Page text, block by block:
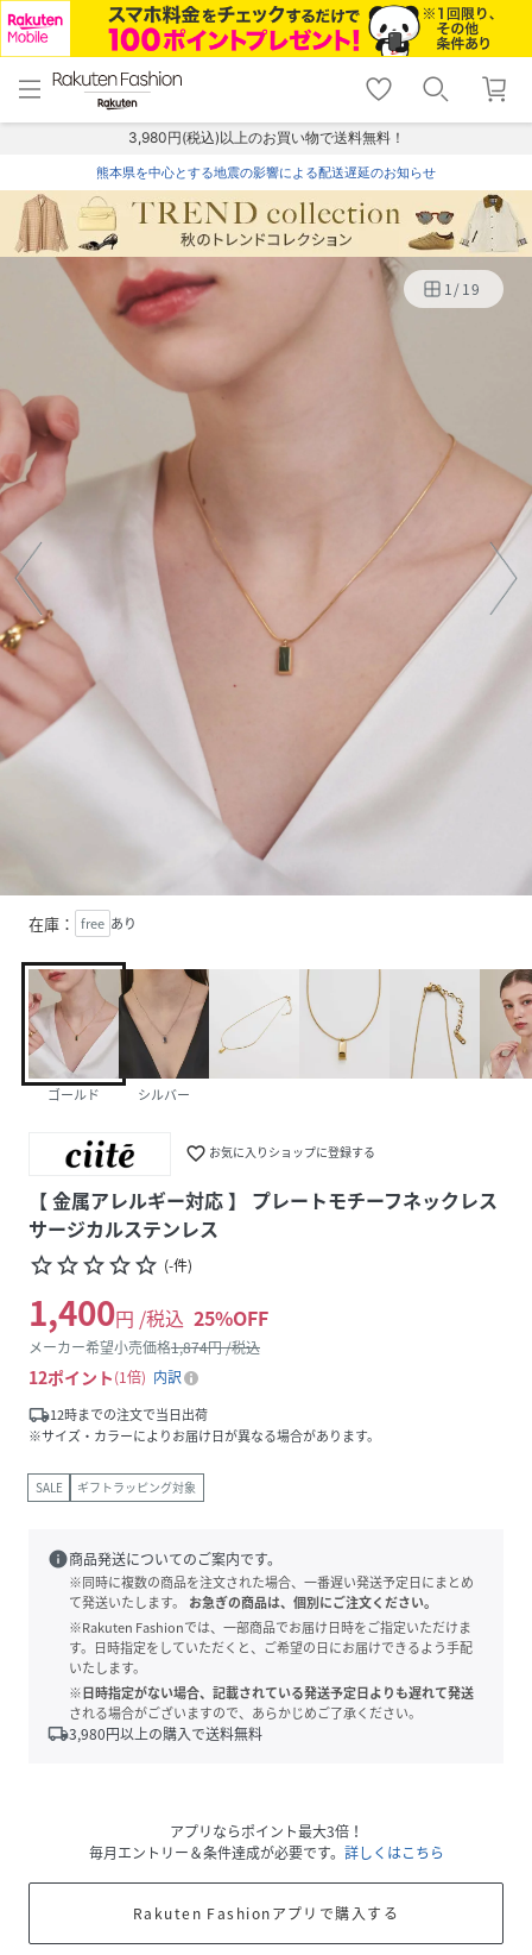
menu home
トップ
shopping_cart lock_outline
ログイン
3,980円(税込)以上のお買い物で送料無料！
熊本県を中心とする地震の影響による配送遅延のお知らせ
1/19
在庫： free あり
ゴールド シルバー
favorite_border お気に入りショップに登録する
【 金属アレルギー対応 】 プレートモチーフネックレス
サージカルステンレス
star_borderstar_borderstar_borderstar_borderstar_border (-件)
1,400円 /税込 25%OFF
メーカー希望小売価格1,874円 /税込
12ポイント 1倍
内訳
local_shipping12時までの注文で当日出荷
※サイズ・カラーによりお届け日が異なる場合があります。
SALE ギフトラッピング対象
info商品発送についてのご案内です。
※同時に複数の商品を注文された場合、一番遅い発送予定日にまとめ
て発送いたします。
お急ぎの商品は、個別にご注文ください。
※Rakuten Fashionでは、一部商品でお届け日時をご指定いただけま
す。日時指定をしていただくと、ご希望の日にお届けできるよう手配
いたします。
※日時指定がない場合、記載されている発送予定日よりも遅れて発送
される場合がございますので、あらかじめご了承ください。
local_shipping3,980円以上の購入で送料無料
アプリならポイント最大3倍！
毎月エントリー＆条件達成が必要です。 詳しくはこちら
Rakuten Fashionアプリで購入する